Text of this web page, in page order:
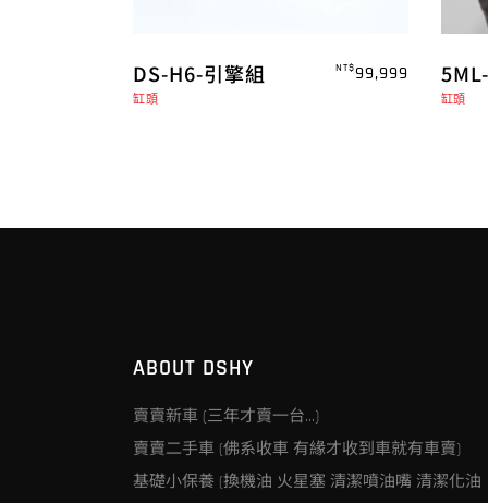
DS-H6-引擎組 NT$99,999
缸頭 缸頭
ABOUT DSHY
賣賣新車 (三年才賣一台…)
賣賣二手車 (佛系收車 有緣才收到車就有車賣)
基礎小保養 (換機油 火星塞 清潔噴油嘴 清潔化油